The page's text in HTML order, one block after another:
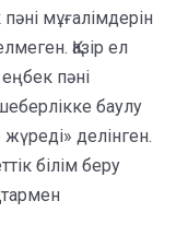
мұғалімдерін
Қазір ел
пәні
баулу
делінген.
білім беру